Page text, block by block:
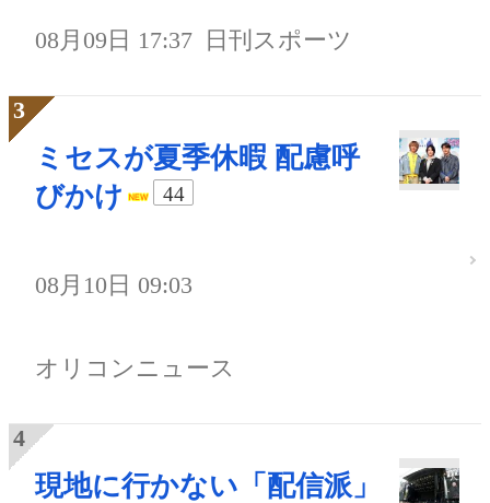
08月09日 17:37 日刊スポーツ
ミセスが夏季休暇 配慮呼
びかけ
44
08月10日 09:03
オリコンニュース
現地に行かない「配信派」